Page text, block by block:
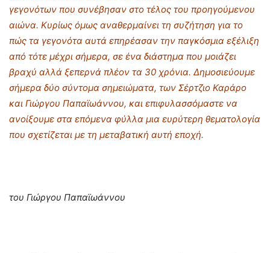
γεγονότων που συνέβησαν στο τέλος του προηγούμενου
αιώνα. Κυρίως όμως αναθερμαίνει τη συζήτηση για το
πώς τα γεγονότα αυτά επηρέασαν την παγκόσμια εξέλιξη
από τότε μέχρι σήμερα, σε ένα διάστημα που μοιάζει
βραχύ αλλά ξεπερνά πλέον τα 30 χρόνια. Δημοσιεύουμε
σήμερα δύο σύντομα σημειώματα, των Σέρτζιο Καράρο
και Γιώργου Παπαϊωάννου, και επιφυλασσόμαστε να
ανοίξουμε στα επόμενα φύλλα μια ευρύτερη θεματολογία
που σχετίζεται με τη μεταβατική αυτή εποχή.
του Γιώργου Παπαϊωάννου